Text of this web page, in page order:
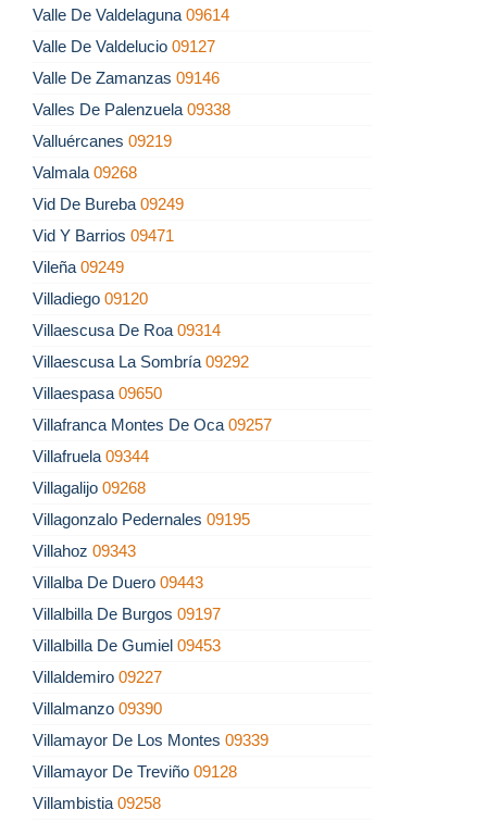
Valle De Valdelaguna 09614
Valle De Valdelucio 09127
Valle De Zamanzas 09146
Valles De Palenzuela 09338
Valluércanes 09219
Valmala 09268
Vid De Bureba 09249
Vid Y Barrios 09471
Vileña 09249
Villadiego 09120
Villaescusa De Roa 09314
Villaescusa La Sombría 09292
Villaespasa 09650
Villafranca Montes De Oca 09257
Villafruela 09344
Villagalijo 09268
Villagonzalo Pedernales 09195
Villahoz 09343
Villalba De Duero 09443
Villalbilla De Burgos 09197
Villalbilla De Gumiel 09453
Villaldemiro 09227
Villalmanzo 09390
Villamayor De Los Montes 09339
Villamayor De Treviño 09128
Villambistia 09258